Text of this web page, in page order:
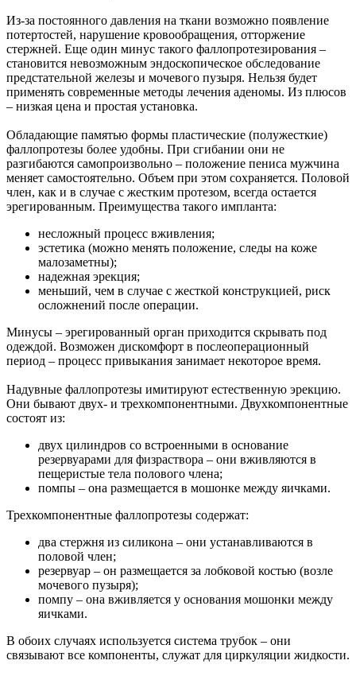
Из-за постоянного давления на ткани возможно появление
потертостей, нарушение кровообращения, отторжение
стержней. Еще один минус такого фаллопротезирования –
становится невозможным эндоскопическое обследование
предстательной железы и мочевого пузыря. Нельзя будет
применять современные методы лечения аденомы. Из плюсов
– низкая цена и простая установка.
Обладающие памятью формы пластические (полужесткие)
фаллопротезы более удобны. При сгибании они не
разгибаются самопроизвольно – положение пениса мужчина
меняет самостоятельно. Объем при этом сохраняется. Половой
член, как и в случае с жестким протезом, всегда остается
эрегированным. Преимущества такого импланта:
несложный процесс вживления;
эстетика (можно менять положение, следы на коже
малозаметны);
надежная эрекция;
меньший, чем в случае с жесткой конструкцией, риск
осложнений после операции.
Минусы – эрегированный орган приходится скрывать под
одеждой. Возможен дискомфорт в послеоперационный
период – процесс привыкания занимает некоторое время.
Надувные фаллопротезы имитируют естественную эрекцию.
Они бывают двух- и трехкомпонентными. Двухкомпонентные
состоят из:
двух цилиндров со встроенными в основание
резервуарами для физраствора – они вживляются в
пещеристые тела полового члена;
помпы – она размещается в мошонке между яичками.
Трехкомпонентные фаллопротезы содержат:
два стержня из силикона – они устанавливаются в
половой член;
резервуар – он размещается за лобковой костью (возле
мочевого пузыря);
помпу – она вживляется у основания мошонки между
яичками.
В обоих случаях используется система трубок – они
связывают все компоненты, служат для циркуляции жидкости.